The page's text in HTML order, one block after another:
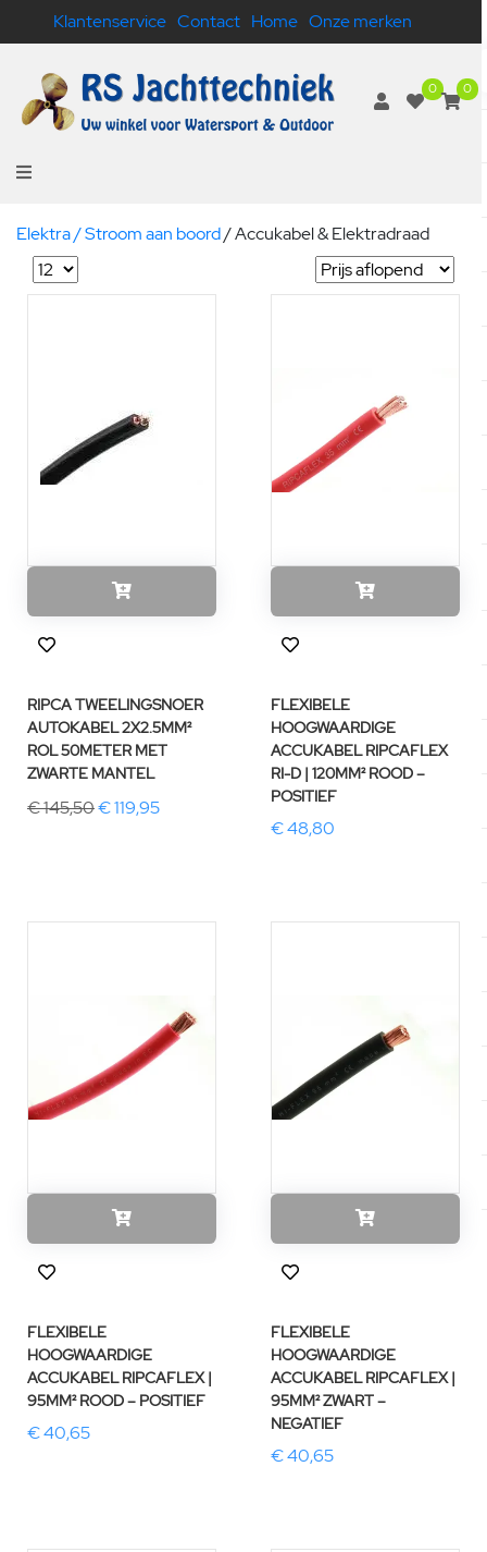
Klantenservice Contact Home Onze merken
0 0
Elektra / Stroom aan boord/Accukabel & Elektradraad
RIPCA TWEELINGSNOER
AUTOKABEL 2X2.5MM²
ROL 50METER MET
ZWARTE MANTEL
€ 145,50€ 119,95
FLEXIBELE
HOOGWAARDIGE
ACCUKABEL RIPCAFLEX
RI-D | 120MM² ROOD –
POSITIEF
€ 48,80
FLEXIBELE
HOOGWAARDIGE
ACCUKABEL RIPCAFLEX |
95MM² ROOD – POSITIEF
€ 40,65
FLEXIBELE
HOOGWAARDIGE
ACCUKABEL RIPCAFLEX |
95MM² ZWART –
NEGATIEF
€ 40,65